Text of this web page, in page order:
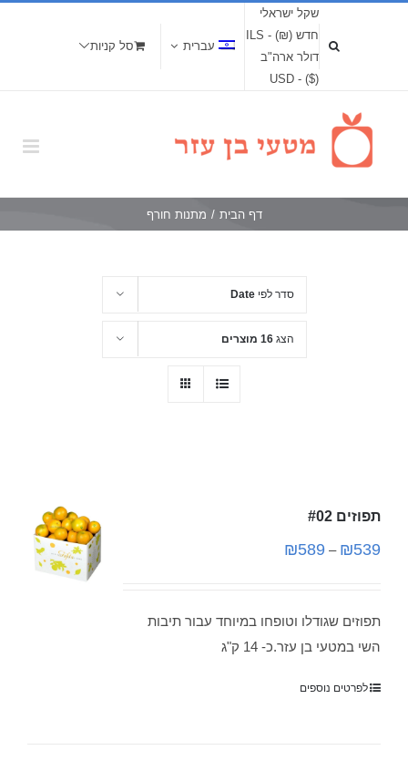
שקל ישראלי
חדש (₪) - ILS
דולר ארה"ב
($) - USD
עברית סל קניות
דף הבית / מתנות חורף
סדר לפיDate
הצג16 מוצרים
תפוזים #02
₪539
–
₪589
תפוזים שגודלו וטופחו במיוחד עבור תיבות
השי במטעי בן עזר.כ- 14 ק"ג
לפרטים נוספים